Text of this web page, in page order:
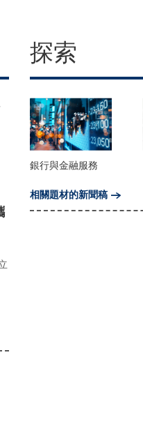
探索
銀行與金融服務
相關題材的新聞稿